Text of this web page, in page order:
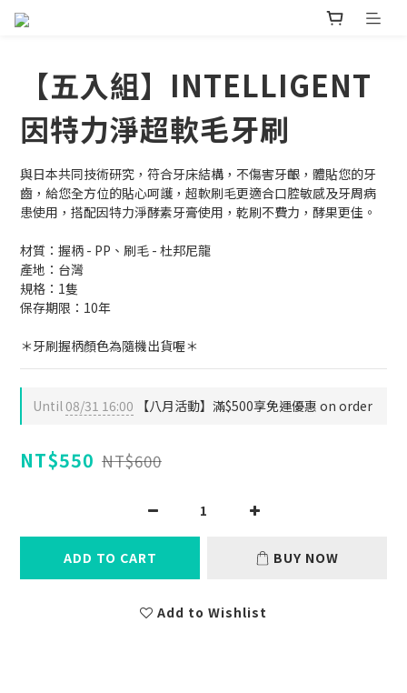
【五入組】INTELLIGENT
因特力淨超軟毛牙刷
與日本共同技術研究，符合牙床結構，不傷害牙齦，體貼您的牙
齒，給您全方位的貼心呵護，超軟刷毛更適合口腔敏感及牙周病
患使用，搭配因特力淨酵素牙膏使用，乾刷不費力，酵果更佳。
材質：握柄 - PP、刷毛 - 杜邦尼龍
產地：台灣
規格：1隻
保存期限：10年
＊牙刷握柄顏色為隨機出貨喔＊
Until08/31 16:00 【八月活動】滿$500享免運優惠 on order
NT$550 NT$600
ADD TO CART BUY NOW
Add to Wishlist